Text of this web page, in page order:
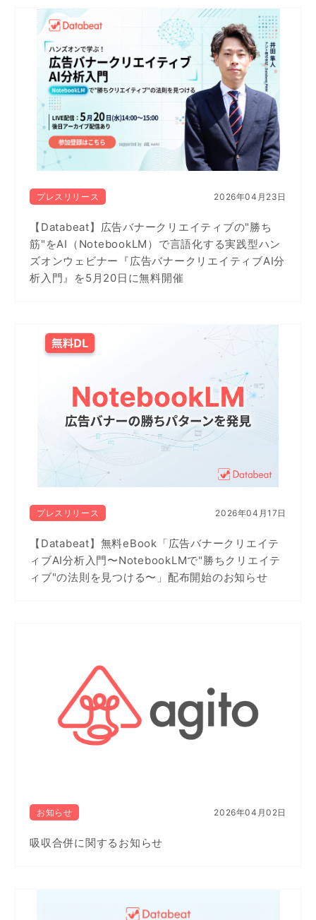
プレスリリース 2026年04月23日
【Databeat】広告バナークリエイティブの"勝ち
筋"をAI（NotebookLM）で言語化する実践型ハン
ズオンウェビナー『広告バナークリエイティブAI分
析入門』を5月20日に無料開催
プレスリリース 2026年04月17日
【Databeat】無料eBook「広告バナークリエイテ
ィブAI分析入門〜NotebookLMで"勝ちクリエイテ
ィブ"の法則を見つける〜」配布開始のお知らせ
お知らせ 2026年04月02日
吸収合併に関するお知らせ